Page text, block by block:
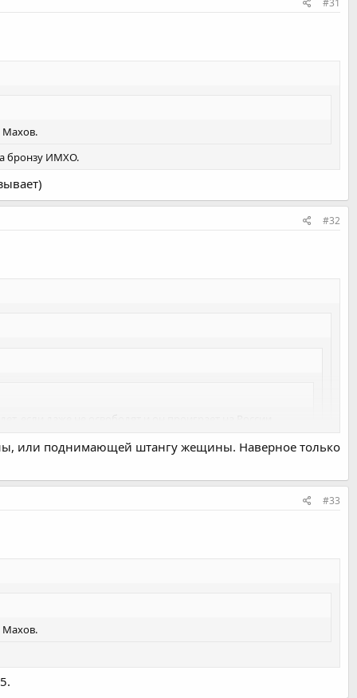
#31
Махов.
бронзу ИМХО.
#32
с Рахими. Он там боролся как зверь до конца, а после
за этого ничтожества женской борьбы. Нормальные пахари
мечты. Ненавижу это слово толерантность. Из-за этих
или поднимающей штангу жещины. Наверное только
#33
Махов.